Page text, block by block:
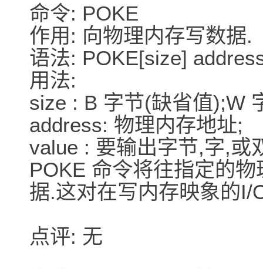
命令: POKE
作用: 向物理内存写数据.
语法: POKE[size]
用法:
size : B 字节(缺省值);W
address: 物理内存地址;
value : 要输出字节,字,或
POKE 命令将往指定的
据.这对在写内存映象的I/
点评: 无